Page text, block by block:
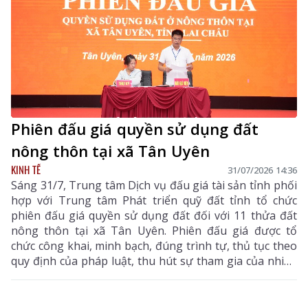
Phiên đấu giá quyền sử dụng đất
nông thôn tại xã Tân Uyên
KINH TẾ 31/07/2026 14:36
Sáng 31/7, Trung tâm Dịch vụ đấu giá tài sản tỉnh phối
hợp với Trung tâm Phát triển quỹ đất tỉnh tổ chức
phiên đấu giá quyền sử dụng đất đối với 11 thửa đất
nông thôn tại xã Tân Uyên. Phiên đấu giá được tổ
chức công khai, minh bạch, đúng trình tự, thủ tục theo
quy định của pháp luật, thu hút sự tham gia của nhiều
khách hàng có nhu cầu sử dụng đất và đầu tư.